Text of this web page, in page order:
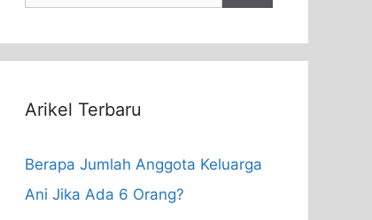
for:
Arikel Terbaru
Berapa Jumlah Anggota Keluarga
Ani Jika Ada 6 Orang?